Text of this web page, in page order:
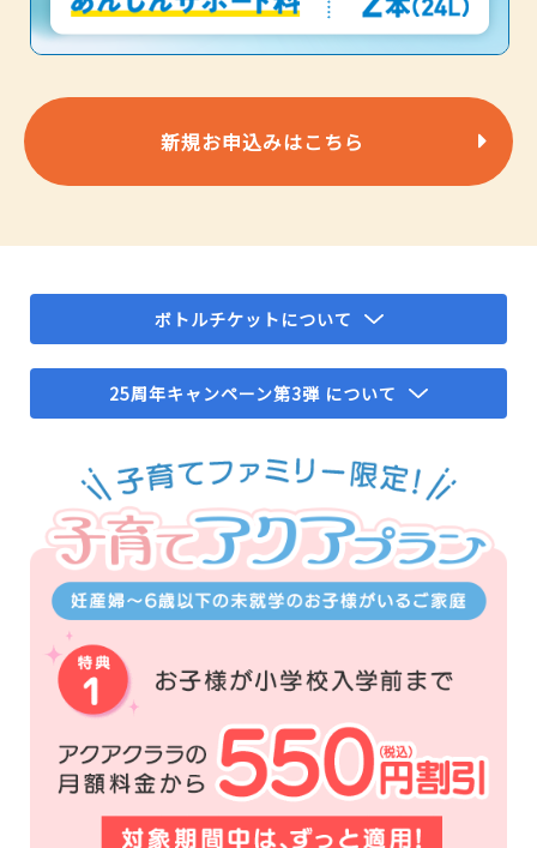
新規お申込みはこちら
ボトルチケットについて
25周年キャンペーン第3弾 について